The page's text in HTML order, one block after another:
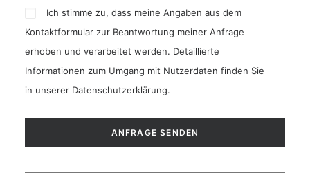
Ich stimme zu, dass meine Angaben aus dem
Kontaktformular zur Beantwortung meiner Anfrage
erhoben und verarbeitet werden. Detaillierte
Informationen zum Umgang mit Nutzerdaten finden Sie
in unserer Datenschutzerklärung.